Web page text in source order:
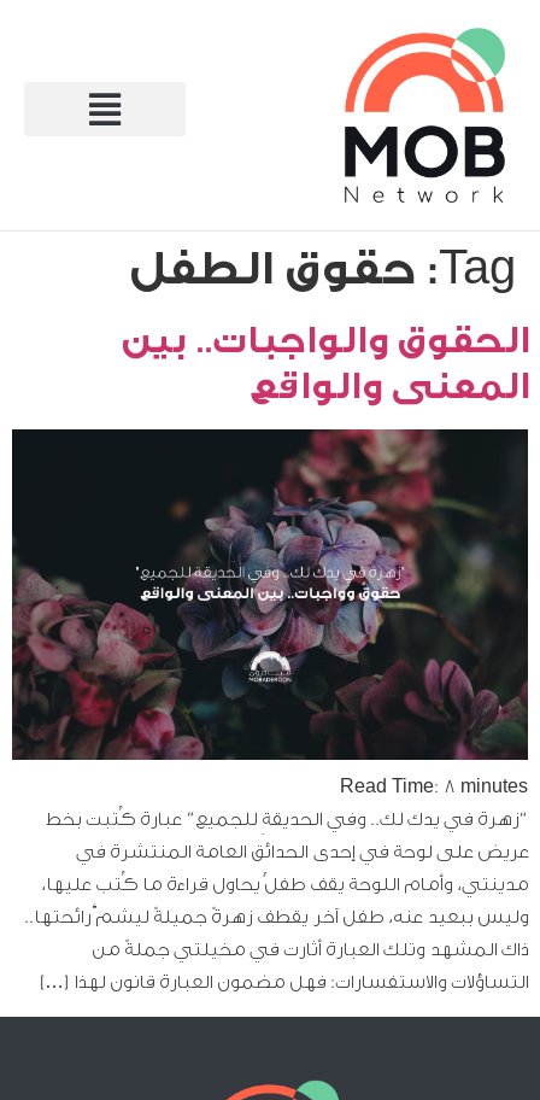
Tag: حقوق الطفل
الحقوق والواجبات.. بين
المعنى والواقع
Read Time: 8 minutes
“زهرة في يدك لك.. وفي الحديقةِ للجميع” عبارة كُتبت بخط
عريض على لوحة في إحدى الحدائق العامة المنتشرة في
مدينتي، وأمام اللوحة يقف طفلٌ يحاول قراءة ما كُتب عليها،
وليس ببعيد عنه، طفل آخر يقطف زهرةً جميلةً ليشمَّ رائحتها..
ذاك المشهد وتلك العبارة أثارت في مخيلتي جملةً من
التساؤلات والاستفسارات: فهل مضمون العبارة قانون لهذا […]